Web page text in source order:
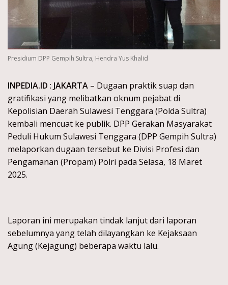
Presidium DPP Gempih Sultra, Hendra Yus Khalid
INPEDIA.ID : JAKARTA – Dugaan praktik suap dan
gratifikasi yang melibatkan oknum pejabat di
Kepolisian Daerah Sulawesi Tenggara (Polda Sultra)
kembali mencuat ke publik. DPP Gerakan Masyarakat
Peduli Hukum Sulawesi Tenggara (DPP Gempih Sultra)
melaporkan dugaan tersebut ke Divisi Profesi dan
Pengamanan (Propam) Polri pada Selasa, 18 Maret
2025.
Laporan ini merupakan tindak lanjut dari laporan
sebelumnya yang telah dilayangkan ke Kejaksaan
Agung (Kejagung) beberapa waktu lalu.